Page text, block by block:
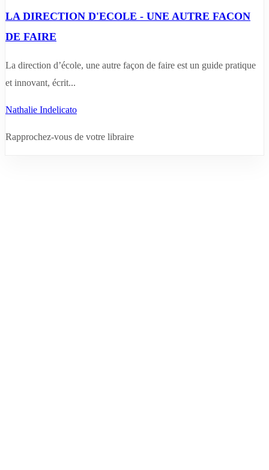
LA DIRECTION D'ECOLE - UNE AUTRE FACON
DE FAIRE
La direction d’école, une autre façon de faire est un guide pratique
et innovant, écrit...
Nathalie Indelicato
Rapprochez-vous de votre libraire